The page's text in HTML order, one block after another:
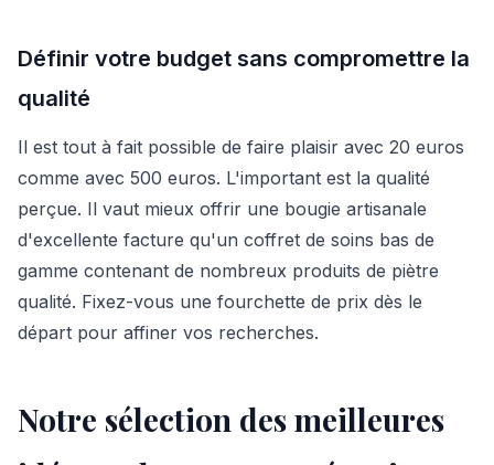
Définir votre budget sans compromettre la
qualité
Il est tout à fait possible de faire plaisir avec 20 euros
comme avec 500 euros. L'important est la qualité
perçue. Il vaut mieux offrir une bougie artisanale
d'excellente facture qu'un coffret de soins bas de
gamme contenant de nombreux produits de piètre
qualité. Fixez-vous une fourchette de prix dès le
départ pour affiner vos recherches.
Notre sélection des meilleures